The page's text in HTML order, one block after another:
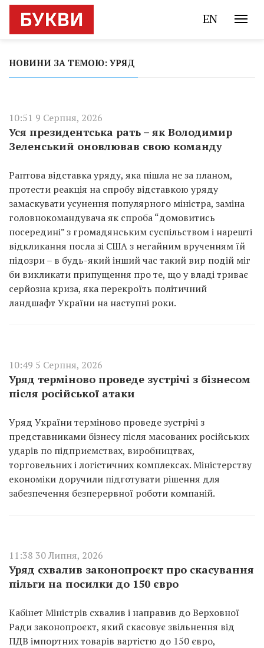
EN
НОВИНИ ЗА ТЕМОЮ: УРЯД
10:51 9 Серпня, 2026
Уся президентська рать – як Володимир
Зеленський оновлював свою команду
Раптова відставка уряду, яка пішла не за планом,
протести реакція на спробу відставкою уряду
замаскувати усунення популярного міністра, заміна
головнокомандувача як спроба “домовитись
посередині” з громадянським суспільством і нарешті
відкликання посла зі США з негайним врученням їй
підозри – в будь-який інший час такий вир подій міг
би викликати припущення про те, що у владі триває
серйозна криза, яка перекроїть політичний
ландшафт України на наступні роки.
10:49 5 Серпня, 2026
Уряд терміново проведе зустрічі з бізнесом
після російської атаки
Уряд України терміново проведе зустрічі з
представниками бізнесу після масованих російських
ударів по підприємствах, виробництвах,
торговельних і логістичних комплексах. Міністерству
економіки доручили підготувати рішення для
забезпечення безперервної роботи компаній.
11:38 30 Липня, 2026
Уряд схвалив законопроєкт про скасування
пільги на посилки до 150 євро
Кабінет Міністрів схвалив і направив до Верховної
Ради законопроєкт, який скасовує звільнення від
ПДВ імпортних товарів вартістю до 150 євро,